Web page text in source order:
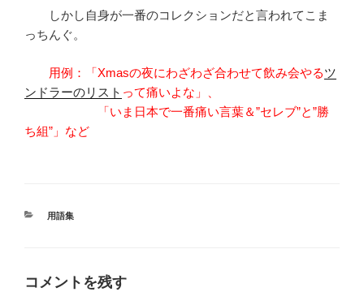
しかし自身が一番のコレクションだと言われてこま
っちんぐ。
用例：「Xmasの夜にわざわざ合わせて飲み会やるツ
ンドラーのリスト って痛いよな」、
「いま日本で一番痛い言葉＆”セレブ”と”勝
ち組”」など
カ
用語集
コメントを残す